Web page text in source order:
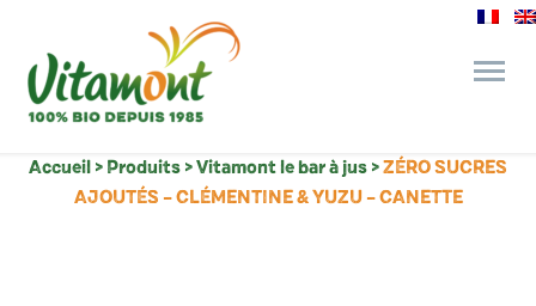
des engagements
Accueil > Produits >Vitamont le bar à jus >ZÉRO SUCRES
AJOUTÉS – CLÉMENTINE & YUZU – CANETTE